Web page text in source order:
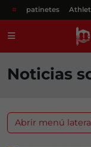
# patinetes
Noticias
Abrir menú